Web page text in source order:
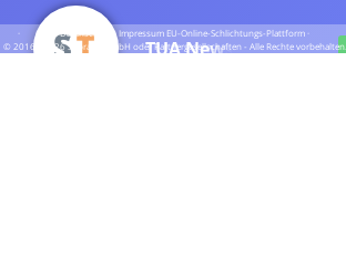
TUA News
· · ·Datenschutz · Impressum EU-Online-Schlichtungs-Plattform ·
© 2016 - 2026 SupraTix GmbH oder Partnergesellschaften - Alle Rechte vorbehalten.